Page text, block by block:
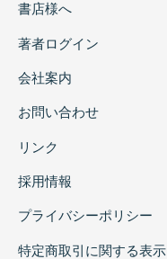
書店様へ
著者ログイン
会社案内
お問い合わせ
リンク
採用情報
プライバシーポリシー
特定商取引に関する表示